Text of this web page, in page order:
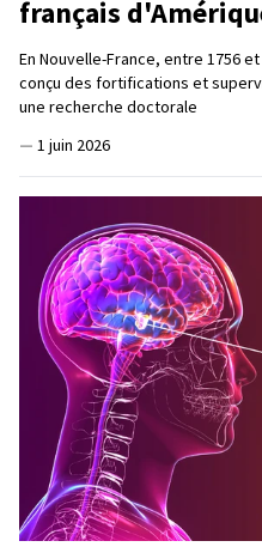
français
En Nouvelle-France, entre 1756
conçu des fortifications et
une recherche doctorale
— 1 juin 2026